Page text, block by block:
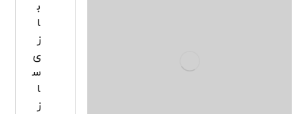
ب
ا
ز
ی
س
ا
ز